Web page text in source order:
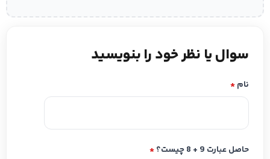
سوال یا نظر خود را بنویسید
نام*
حاصل عبارت 9 + 8 چیست؟ *